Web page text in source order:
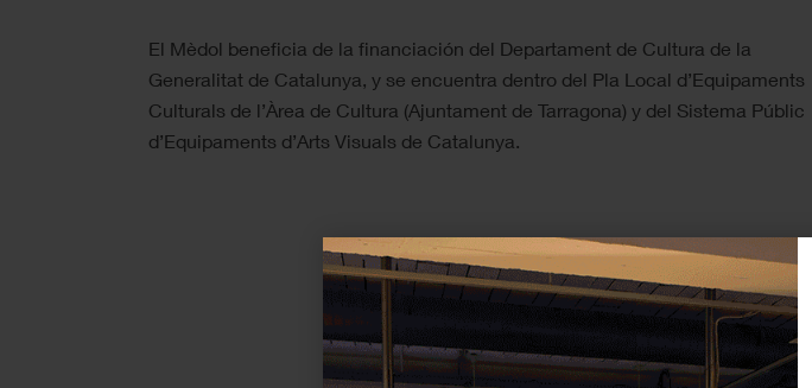
El Mèdol beneficia de la financiación del Departament de Cultura de la
Generalitat de Catalunya, y se encuentra dentro del Pla Local d’Equipaments
Culturals de l’Àrea de Cultura (Ajuntament de Tarragona) y del Sistema Públic
d’Equipaments d’Arts Visuals de Catalunya.